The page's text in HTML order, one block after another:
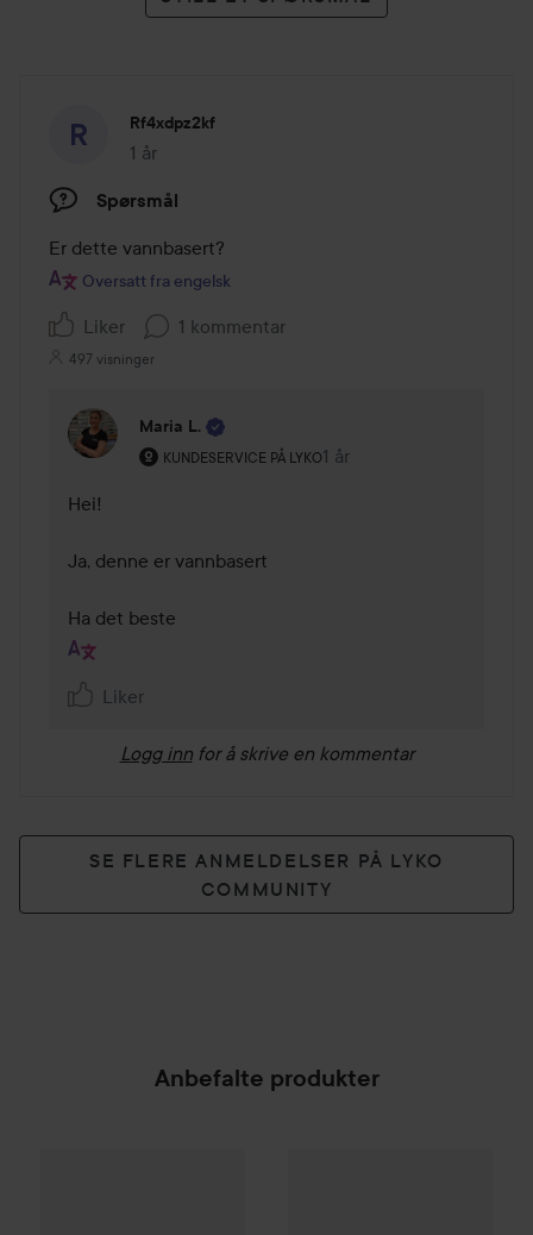
Rf4xdpz2kf
1 år
Innlegget ble opprettet 1 år
Spørsmål
Er dette vannbasert?
Oversatt fra engelsk
Liker 1 kommentar
497 visninger
Maria L.
KUNDESERVICE PÅ LYKO
Brukerens rolle: Kundeservice på Lyko.
1 år
Kommentaren lades 1 år
Hei!
Ja, denne er vannbasert
Liker
Logg inn for å skrive en kommentar
SE FLERE ANMELDELSER PÅ LYKO
COMMUNITY
Anbefalte produkter